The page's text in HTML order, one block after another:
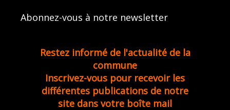
Abonnez-vous à notre newsletter
Restez informé de l'actualité de la
commune
Inscrivez-vous pour recevoir les
différentes publications de notre
site dans votre boîte mail